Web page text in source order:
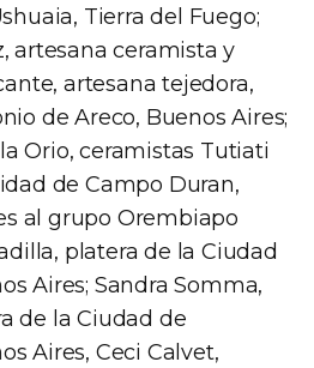
Tierra del Fuego;
artesana ceramista y
artesana tejedora,
de Areco, Buenos Aires;
Orio, ceramistas Tutiati
de Campo Duran,
al grupo Orembiapo
platera de la Ciudad
Aires; Sandra Somma,
de la Ciudad de
Aires, Ceci Calvet,